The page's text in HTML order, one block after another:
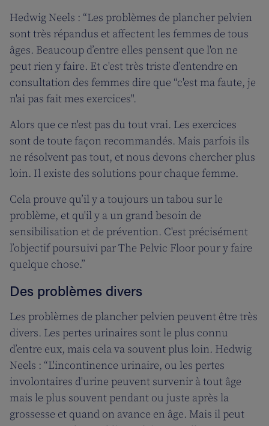
Hedwig Neels : “Les problèmes de plancher pelvien
sont très répandus et affectent les femmes de tous
âges. Beaucoup d’entre elles pensent que l'on ne
peut rien y faire. Et c'est très triste d’entendre en
consultation des femmes dire que “c'est ma faute, je
n'ai pas fait mes exercices".
Alors que ce n'est pas du tout vrai. Les exercices
sont de toute façon recommandés. Mais parfois ils
ne résolvent pas tout, et nous devons chercher plus
loin. Il existe des solutions pour chaque femme.
Cela prouve qu’il y a toujours un tabou sur le
problème, et qu'il y a un grand besoin de
sensibilisation et de prévention. C'est précisément
l’objectif poursuivi par The Pelvic Floor pour y faire
quelque chose.”
Des problèmes divers
Les problèmes de plancher pelvien peuvent être très
divers. Les pertes urinaires sont le plus connu
d’entre eux, mais cela va souvent plus loin. Hedwig
Neels : “L'incontinence urinaire, ou les pertes
involontaires d'urine peuvent survenir à tout âge
mais le plus souvent pendant ou juste après la
grossesse et quand on avance en âge. Mais il peut